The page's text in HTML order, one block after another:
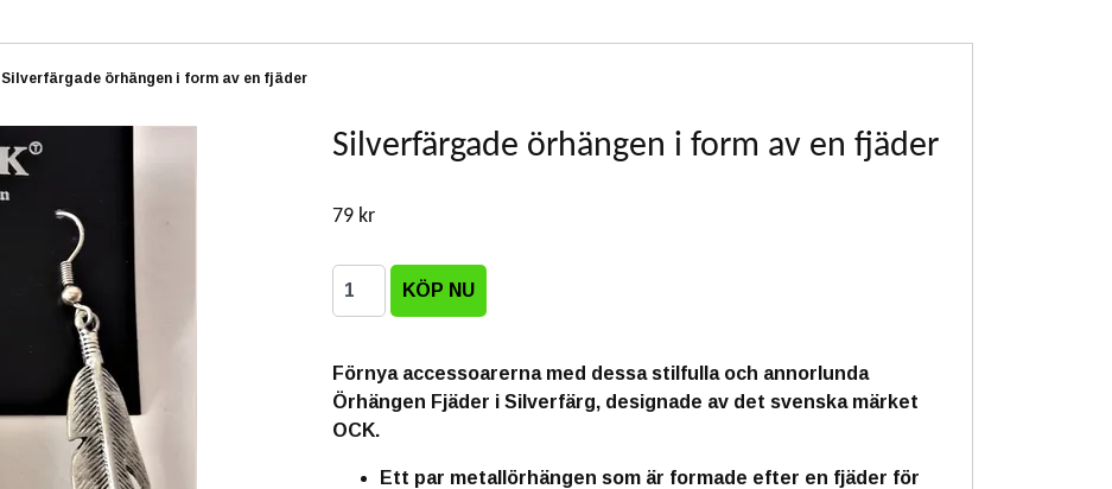
Silverfärgade örhängen i form av en fjäder
Silverfärgade örhängen i form av en fjäder
79 kr
Förnya accessoarerna med dessa stilfulla och annorlunda
Örhängen Fjäder i Silverfärg, designade av det svenska märket
OCK.
Ett par metallörhängen som är formade efter en fjäder för